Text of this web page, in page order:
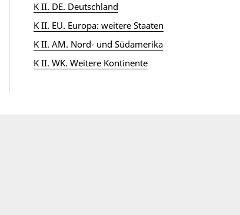
K II. DE. Deutschland
K II. EU. Europa: weitere Staaten
K II. AM. Nord- und Südamerika
K II. WK. Weitere Kontinente